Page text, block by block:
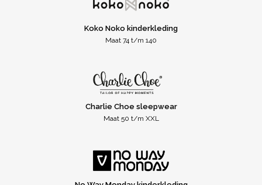
Koko Noko kinderkleding
Maat 74 t/m 140
Charlie Choe sleepwear
Maat 50 t/m XXL